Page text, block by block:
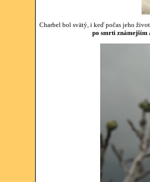
Charbel bol svätý, i keď počas jeho
po smrti známejším